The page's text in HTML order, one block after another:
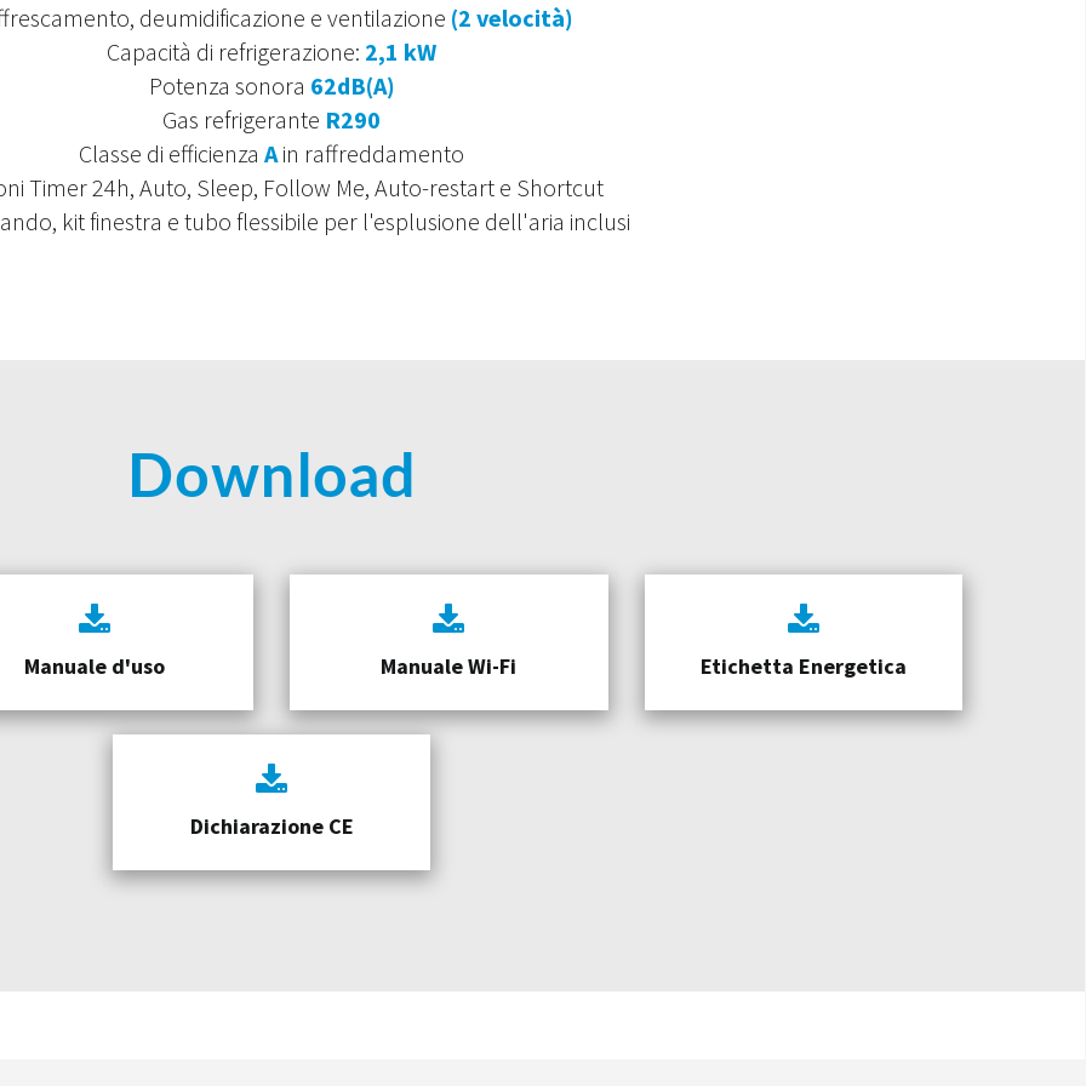
deumidificazione e ventilazione (2 velocità)
Capacità di refrigerazione: 2,1 kW
Potenza sonora 62dB(A)
Gas refrigerante R290
Classe di efficienza Ain raffreddamento
Timer 24h, Auto, Sleep, Follow Me, Auto-restart e Shortcut
kit finestra e tubo flessibile per l'esplusione dell'aria inclusi
Download
Manuale d'uso Manuale Wi-Fi Etichetta Energetica
Dichiarazione CE